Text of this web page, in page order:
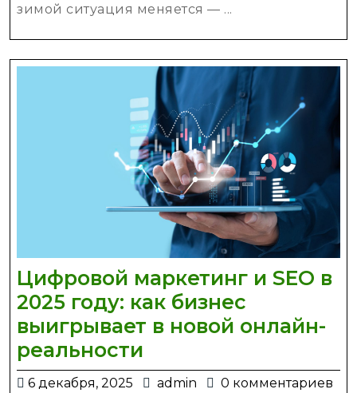
зимой ситуация меняется — ...
Цифровой маркетинг и SEO в
2025 году: как бизнес
выигрывает в новой онлайн-
реальности
маркетинг
6 декабря, 2025
6
admin admin
0 комментариев